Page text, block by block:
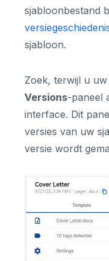
sjabloonbestand
sjabloon.
Zoek, terwijl u
Versions-paneel
interface. Dit
versies van uw
versie wordt